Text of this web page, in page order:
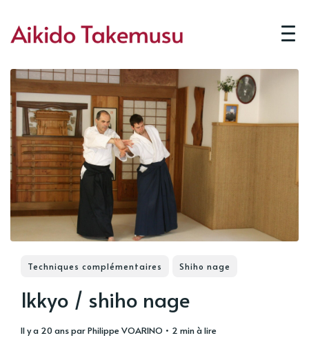
Techniques complémentaires Shiho nage
Ikkyo / shiho nage
il y a 20 ansparPhilippe VOARINO • 2 min à lire